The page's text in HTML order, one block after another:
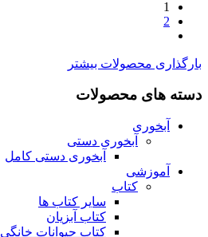
1
2
بارگذاری محصولات بیشتر
دسته های محصولات
آبخوری
آبخوری دستی
آبخوری دستی کامل
آموزشی
کتاب
سایر کتاب ها
کتاب آبزیان
کتاب حیوانات خانگی